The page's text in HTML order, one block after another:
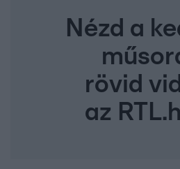
Nézd a
rövid
az